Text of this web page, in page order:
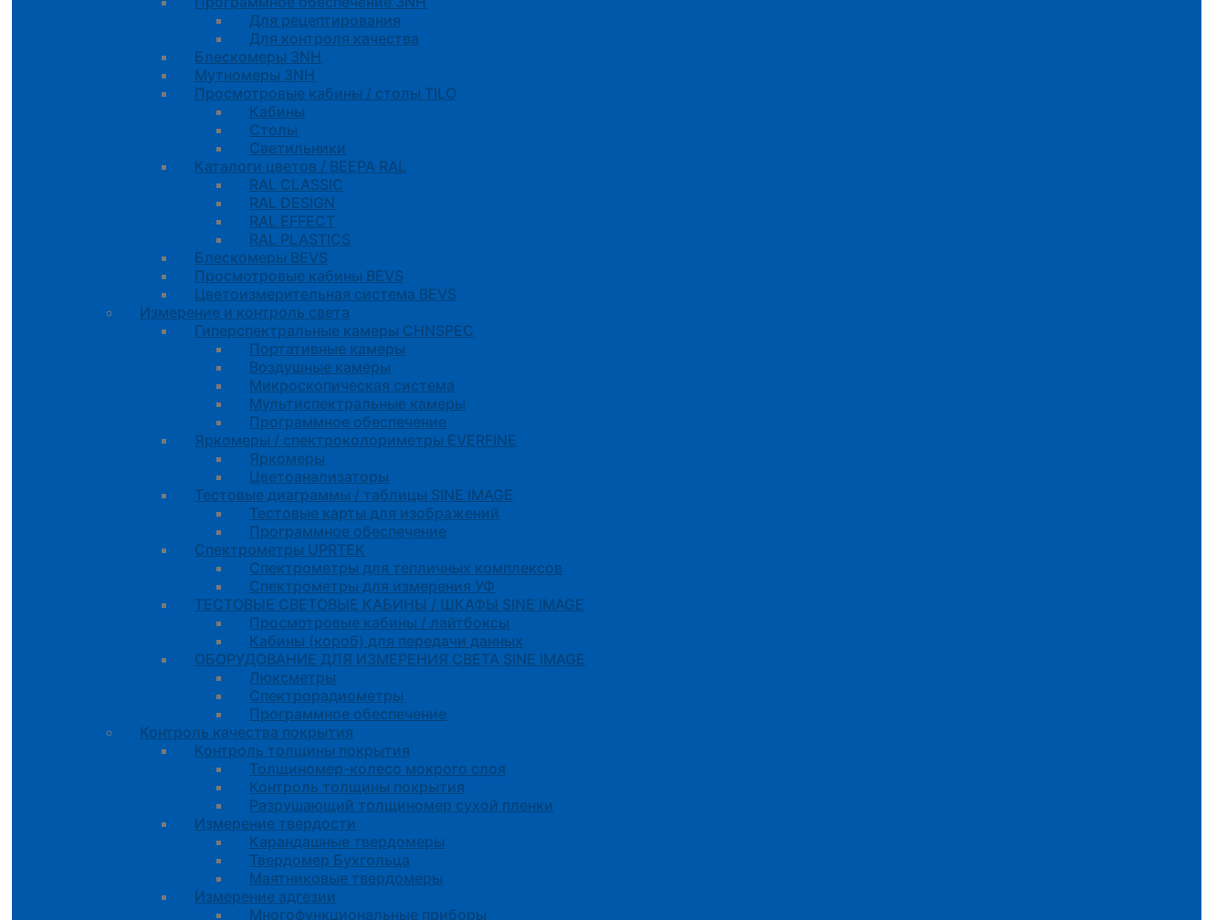
Для рецептирования
Для контроля качества
Блескомеры 3NH
Мутномеры 3NH
Просмотровые кабины / столы TILO
Кабины
Cтолы
Светильники
Каталоги цветов / BEEPA RAL
RAL CLASSIC
RAL DESIGN
RAL EFFECT
RAL PLASTICS
Блескомеры BEVS
Просмотровые кабины BEVS
Цветоизмерительная система BEVS
Измерение и контроль света
Гиперспектральные камеры CHNSPEC
Портативные камеры
Воздушные камеры
Микроскопическая система
Мультиспектральные камеры
Программное обеспечение
Яркомеры / спектроколориметры EVERFINE
Яркомеры
Цветоанализаторы
Тестовые диаграммы / таблицы SINE IMAGE
Тестовые карты для изображений
Программное обеспечение
Спектрометры UPRTEK
Спектрометры для тепличных комплексов
Спектрометры для измерения УФ
ТЕСТОВЫЕ СВЕТОВЫЕ КАБИНЫ / ШКАФЫ SINE IMAGE
Просмотровые кабины / лайтбоксы
Кабины (короб) для передачи данных
ОБОРУДОВАНИЕ ДЛЯ ИЗМЕРЕНИЯ СВЕТА SINE IMAGE
Люксметры
Спектрорадиометры
Программное обеспечение
Контроль качества покрытия
Контроль толщины покрытия
Толщиномер-колесо мокрого слоя
Контроль толщины покрытия
Разрушающий толщиномер сухой пленки
Измерение твердости
Карандашные твердомеры
Твердомер Бухгольца
Маятниковые твердомеры
Измерение адгезии
Многофункциональные приборы